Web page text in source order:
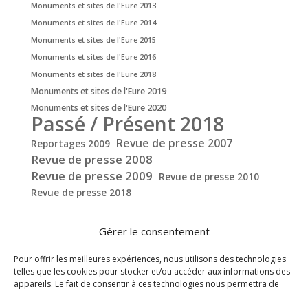
Gérer le consentement
Pour offrir les meilleures expériences, nous utilisons des technologies
telles que les cookies pour stocker et/ou accéder aux informations des
appareils. Le fait de consentir à ces technologies nous permettra de
Monuments et sites de l'Eure 2013
Monuments et sites de l'Eure 2014
Monuments et sites de l'Eure 2015
Monuments et sites de l'Eure 2016
Monuments et sites de l'Eure 2018
Monuments et sites de l'Eure 2019
Monuments et sites de l'Eure 2020
Passé / Présent 2018
Reportages 2009 Revue de presse 2007
Revue de presse 2008
Revue de presse 2009 Revue de presse 2010
Revue de presse 2018